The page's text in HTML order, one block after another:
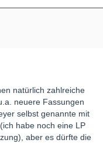
natürlich zahlreiche
neuere Fassungen
selbst genannte mit
habe noch eine LP
aber es dürfte die